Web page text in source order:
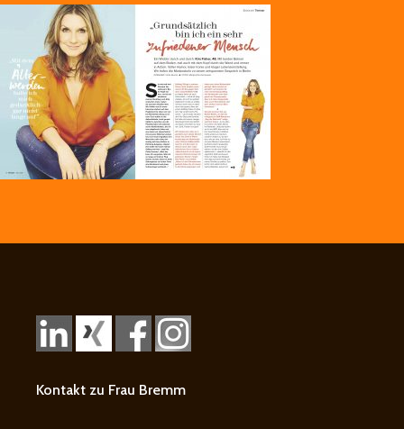
Kontakt zu Frau Bremm